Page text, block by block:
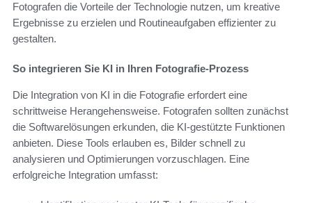
Fotografen die Vorteile der Technologie nutzen, um kreative
Ergebnisse zu erzielen und Routineaufgaben effizienter zu
gestalten.
So integrieren Sie KI in Ihren Fotografie-Prozess
Die Integration von KI in die Fotografie erfordert eine
schrittweise Herangehensweise. Fotografen sollten zunächst
die Softwarelösungen erkunden, die KI-gestützte Funktionen
anbieten. Diese Tools erlauben es, Bilder schnell zu
analysieren und Optimierungen vorzuschlagen. Eine
erfolgreiche Integration umfasst: